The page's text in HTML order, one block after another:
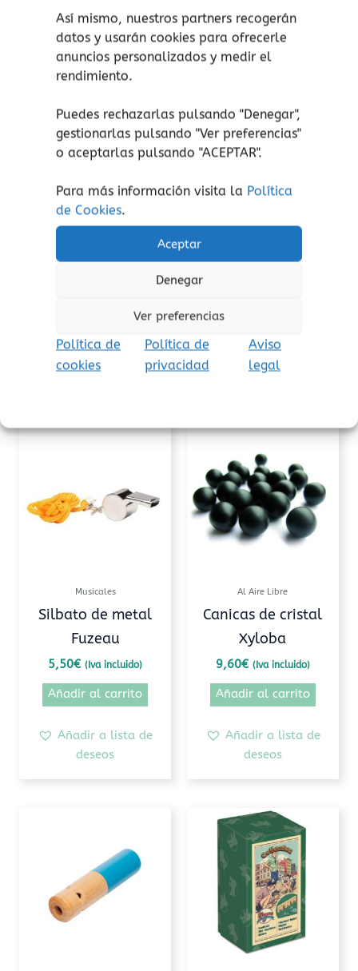
Así mismo, nuestros partners recogerán
datos y usarán cookies para ofrecerle
anuncios personalizados y medir el
rendimiento.
Puedes rechazarlas pulsando "Denegar",
gestionarlas pulsando "Ver preferencias"
o aceptarlas pulsando "ACEPTAR".
Para más información visita la Política
de Cookies.
Aceptar
Denegar
Ver preferencias
Política de
cookies
Política de
privacidad
Aviso
legal
La música forma parte de nuestro día a día, es
una manera de comunicación con el mundo.
Nos ayuda a expresar emociones, estimula la
imaginación y la creatividad. Aprender a tocar
y la concentración. También estimula el área
derecha del cerebro, mejorando así la
capacidad para realizar cualquier otra
No apto para niños menores de 3
años, peligro de asfixia por piezas pequeñas.
El embalaje no es un
Musicales
Silbato de metal
Fuzeau
5,50€ (Iva incluido)
Añadir al carrito
Añadir a lista de
deseos
Al Aire Libre
Canicas de cristal
Xyloba
9,60€ (Iva incluido)
Añadir al carrito
Añadir a lista de
deseos